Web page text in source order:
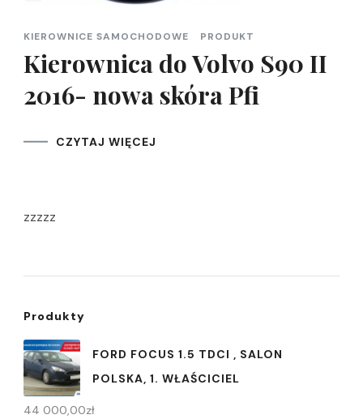
KIEROWNICE SAMOCHODOWE PRODUKT
Kierownica do Volvo S90 II
2016- nowa skóra Pfi
CZYTAJ WIĘCEJ
zzzzz
Produkty
FORD FOCUS 1.5 TDCI , SALON
POLSKA, 1. WŁAŚCICIEL
44 000,00zł